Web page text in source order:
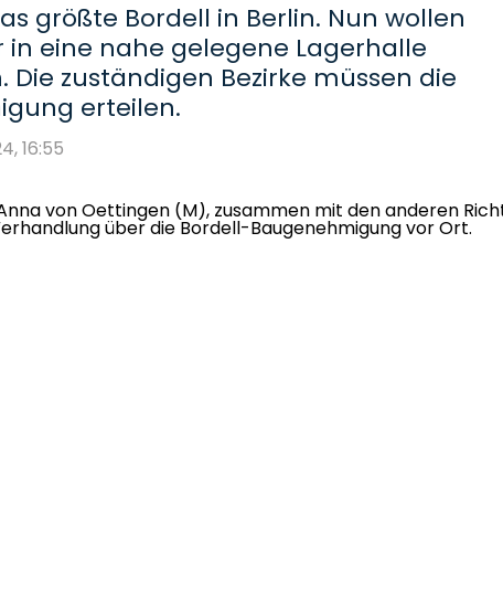
größte Bordell in Berlin. Nun wollen
in eine nahe gelegene Lagerhalle
Die zuständigen Bezirke müssen die
erteilen.
16:55